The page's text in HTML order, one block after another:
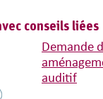
conseils liées
Demande
auditif